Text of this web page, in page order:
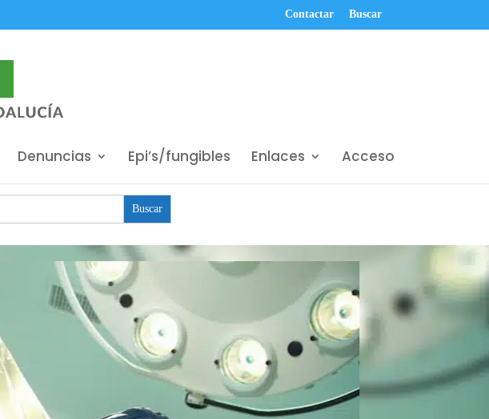
Contactar Buscar
Denuncias Epi’s/fungibles Enlaces Acceso